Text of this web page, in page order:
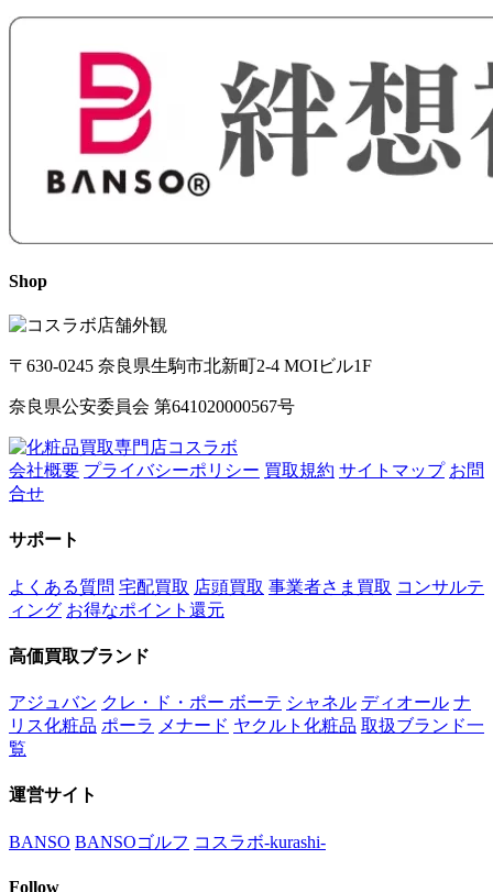
Shop
〒630-0245 奈良県生駒市北新町2-4 MOIビル1F
奈良県公安委員会 第641020000567号
会社概要 プライバシーポリシー 買取規約 サイトマップ お問
合せ
サポート
よくある質問 宅配買取 店頭買取 事業者さま買取 コンサルテ
ィング お得なポイント還元
高価買取ブランド
アジュバン クレ・ド・ポー ボーテ シャネル ディオール ナ
リス化粧品 ポーラ メナード ヤクルト化粧品 取扱ブランド一
覧
運営サイト
BANSO BANSOゴルフ コスラボ-kurashi-
Follow